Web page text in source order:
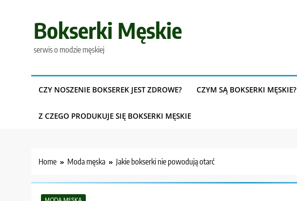
Bokserki Męskie
serwis o modzie męskiej
CZY NOSZENIE BOKSEREK JEST ZDROWE? CZYM SĄ BOKSERKI MĘSKIE?
Z CZEGO PRODUKUJE SIĘ BOKSERKI MĘSKIE
Home Moda męska Jakie bokserki nie powodują otarć